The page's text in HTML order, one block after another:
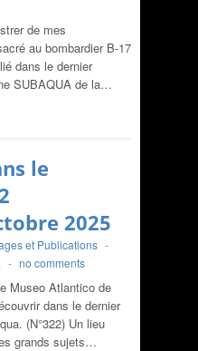
de mes
au bombardier B-17
dans le dernier
SUBAQUA de la…
le
2025
et Publications -
- no comments
Museo Atlantico de
dans le dernier
(N°322) Un lieu
grands sujets…